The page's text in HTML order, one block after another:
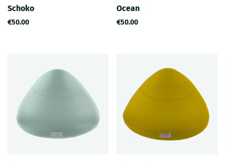
Schoko
€50.00
Ocean
€50.00